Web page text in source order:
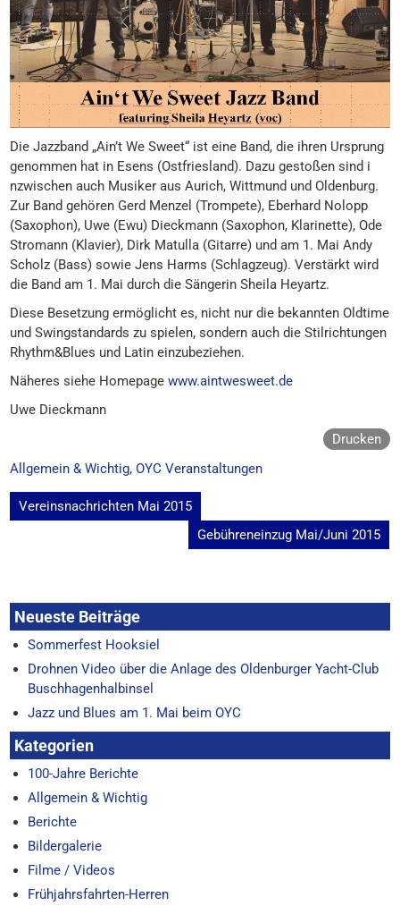
Die Jazzband „Ain’t We Sweet“ ist eine Band, die ihren Ursprung
genommen hat in Esens (Ostfriesland). Dazu gestoßen sind i
nzwischen auch Musiker aus Aurich, Wittmund und Oldenburg.
Zur Band gehören Gerd Menzel (Trompete), Eberhard Nolopp
(Saxophon), Uwe (Ewu) Dieckmann (Saxophon, Klarinette), Ode
Stromann (Klavier), Dirk Matulla (Gitarre) und am 1. Mai Andy
Scholz (Bass) sowie Jens Harms (Schlagzeug). Verstärkt wird
die Band am 1. Mai durch die Sängerin Sheila Heyartz.
Diese Besetzung ermöglicht es, nicht nur die bekannten Oldtime
und Swingstandards zu spielen, sondern auch die Stilrichtungen
Rhythm&Blues und Latin einzubeziehen.
Näheres siehe Homepagewww.aintwesweet.de
Uwe Dieckmann
Drucken
Allgemein & Wichtig,OYC Veranstaltungen
Beitragsnavigation
Vereinsnachrichten Mai 2015
Gebühreneinzug Mai/Juni 2015
Neueste Beiträge
Sommerfest Hooksiel
Drohnen Video über die Anlage des Oldenburger Yacht-Club
Buschhagenhalbinsel
Jazz und Blues am 1. Mai beim OYC
Kategorien
100-Jahre Berichte
Allgemein & Wichtig
Berichte
Bildergalerie
Filme / Videos
Frühjahrsfahrten-Herren